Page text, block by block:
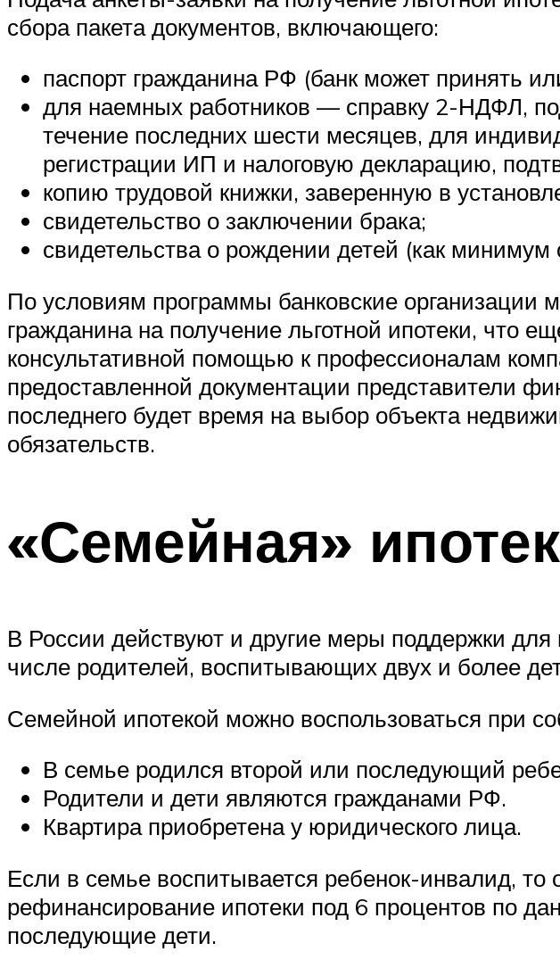
сбора пакета документов, включающего:
паспорт гражданина РФ (банк может принять
для наемных работников — справку 2-НДФЛ,
течение последних шести месяцев, для
регистрации ИП и налоговую декларацию,
копию трудовой книжки, заверенную в
свидетельство о заключении брака;
свидетельства о рождении детей (как
По условиям программы банковские организации
гражданина на получение льготной ипотеки, что
консультативной помощью к профессионалам
предоставленной документации представители
последнего будет время на выбор объекта
обязательств.
«Семейная»
В России действуют и другие меры поддержки
числе родителей, воспитывающих двух и более
Семейной ипотекой можно воспользоваться при
В семье родился второй или последующий
Родители и дети являются гражданами РФ.
Квартира приобретена у юридического лица.
Если в семье воспитывается ребенок-инвалид,
рефинансирование ипотеки под 6 процентов по
последующие дети.